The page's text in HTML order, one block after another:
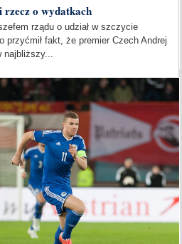
o wydatkach
rządu o udział w szczycie
przyćmił fakt, że premier Czech Andrej